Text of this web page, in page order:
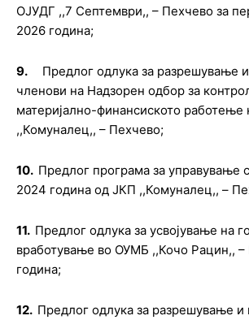
ОЈУДГ ,,7 Септември,, – Пехчево за
2026 година;
9. Предлог одлука за разрешување
членови на Надзорен одбор за
материјално-финансиското работење
,,Комуналец,, – Пехчево;
10. Предлог програма за управување
2024 година од ЈКП ,,Комуналец,, –
11. Предлог одлука за усвојување на
вработување во ОУМБ ,,Кочо Рацин,, –
година;
12. Предлог одлука за разрешување и